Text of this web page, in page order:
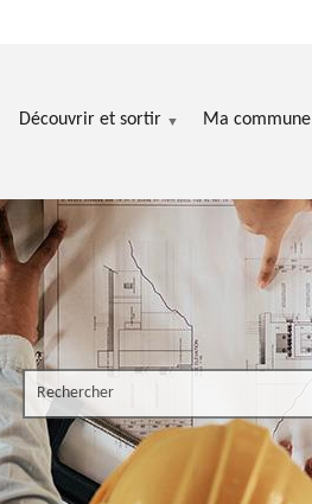
Découvrir et sortir Ma commune
Search the site